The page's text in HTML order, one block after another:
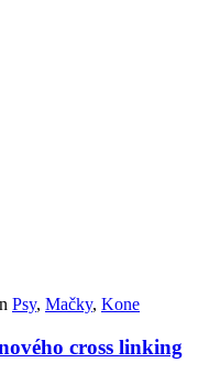
Psy, Mačky, Kone
cross linking